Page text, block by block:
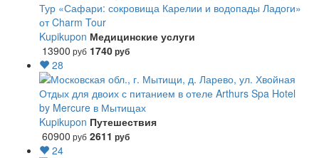
Тур «Сафари: сокровища Карелии и водопады Ладоги»
от Charm Tour
Kupikupon Медицинские услуги
13900 руб 1740руб
28
Отдых для двоих с питанием в отеле Arthurs Spa Hotel
by Mercure в Мытищах
Kupikupon Путешествия
60900 руб 2611 руб
24